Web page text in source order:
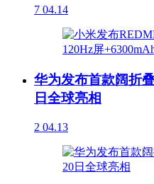
7 04.14
华为发布首款阔折
日全球亮相
2 04.13